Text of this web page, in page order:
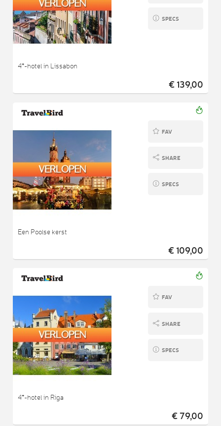
SPECS
4*-hotel in Lissabon
€ 139,00
FAV
SHARE
SPECS
Een Poolse kerst
€ 109,00
FAV
SHARE
SPECS
4*-hotel in Riga
€ 79,00